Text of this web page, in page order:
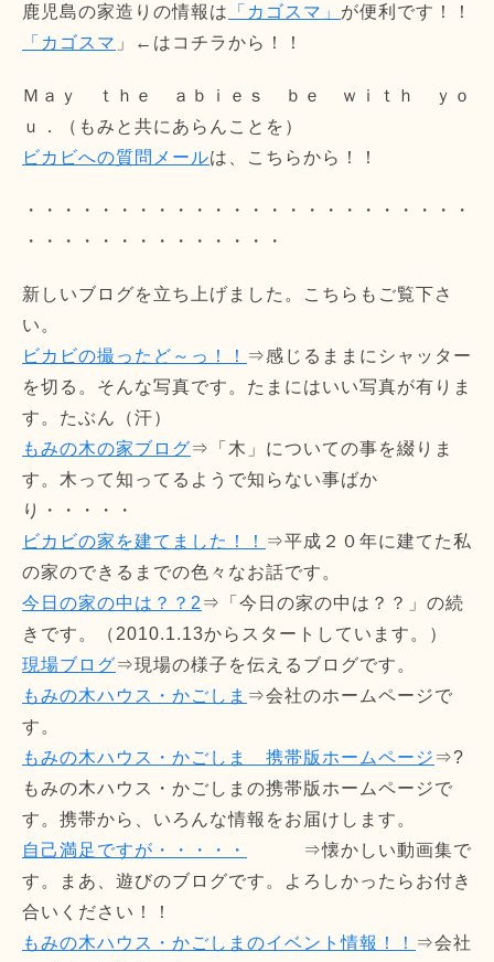
鹿児島の家造りの情報は 「カゴスマ」 が便利です！！
「カゴスマ 」←はコチラから！！
Ｍａｙ ｔｈｅ ａｂｉｅｓ ｂｅ ｗｉｔｈ ｙｏ
ｕ．（もみと共にあらんことを）
ビカビへの質問メールは、こちらから！！
・・・・・・・・・・・・・・・・・・・・・・・・
・・・・・・・・・・・・・・
新しいブログを立ち上げました。こちらもご覧下さ
い。
ビカビの撮ったど～っ！！ ⇒感じるままにシャッター
を切る。そんな写真です。たまにはいい写真が有りま
す。たぶん（汗）
もみの木の家ブログ⇒「木」についての事を綴りま
す。木って知ってるようで知らない事ばか
り・・・・・
ビカビの家を建てました！！ ⇒平成２０年に建てた私
の家のできるまでの色々なお話です。
今日の家の中は？？2 ⇒「今日の家の中は？？」の続
きです。（2010.1.13からスタートしています。）
現場ブログ⇒現場の様子を伝えるブログです。
もみの木ハウス・かごしま ⇒会社のホームページで
す。
もみの木ハウス・かごしま 携帯版ホームページ ⇒?
もみの木ハウス・かごしまの携帯版ホームページで
す。携帯から、いろんな情報をお届けします。
自己満足ですが・・・・・
⇒懐かしい動画集で
す。まあ、遊びのブログです。よろしかったらお付き
合いください！！
もみの木ハウス・かごしまのイベント情報！！ ⇒会社